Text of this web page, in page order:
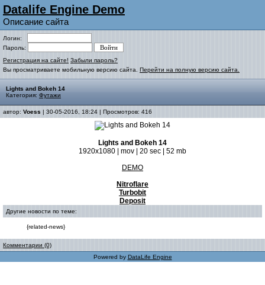
Datalife Engine Demo
Описание сайта
Логин:
Пароль:
Регистрация на сайте! Забыли пароль?
Вы просматриваете мобильную версию сайта. Перейти на полную версию сайта.
Lights and Bokeh 14
Категория: Футажи
автор: Voess | 30-05-2016, 18:24 | Просмотров: 416
Lights and Bokeh 14
1920x1080 | mov | 20 sec | 52 mb
DEMO
Nitroflare
Turbobit
Deposit
Другие новости по теме:
{related-news}
Комментарии (0)
Powered by DataLife Engine